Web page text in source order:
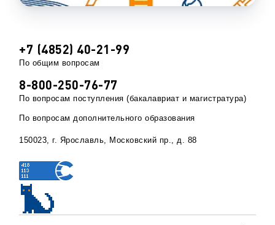
+7 (4852) 40-21-99
По общим вопросам
8-800-250-76-77
По вопросам поступления (бакалавриат и магистратура)
По вопросам дополнительного образования
150023, г. Ярославль, Московский пр., д. 88